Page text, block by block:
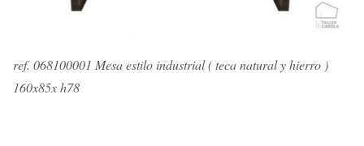
ref. 068100001 Mesa estilo industrial ( teca natural y hierro )
160x85x h78